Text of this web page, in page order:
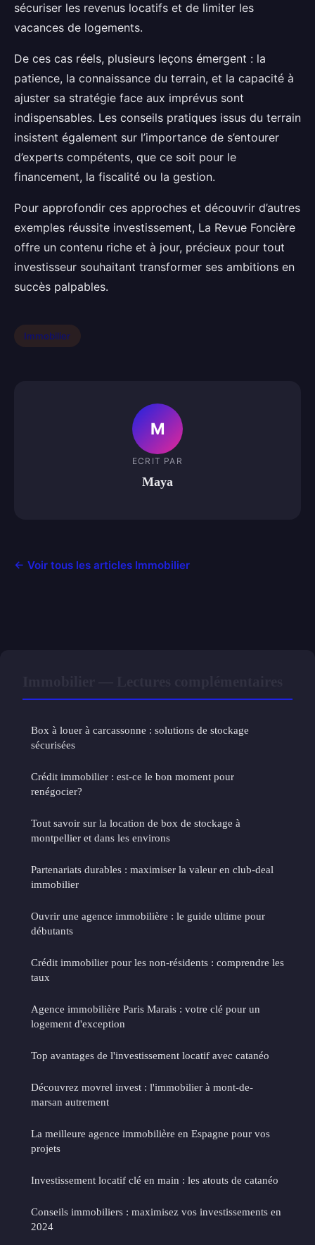
sécuriser les revenus locatifs et de limiter les
vacances de logements.
De ces cas réels, plusieurs leçons émergent : la
patience, la connaissance du terrain, et la capacité à
ajuster sa stratégie face aux imprévus sont
indispensables. Les conseils pratiques issus du terrain
insistent également sur l’importance de s’entourer
d’experts compétents, que ce soit pour le
financement, la fiscalité ou la gestion.
Pour approfondir ces approches et découvrir d’autres
exemples réussite investissement, La Revue Foncière
offre un contenu riche et à jour, précieux pour tout
investisseur souhaitant transformer ses ambitions en
succès palpables.
Immobilier
M
ECRIT PAR
Maya
← Voir tous les articles Immobilier
Box à louer à carcassonne : solutions de stockage
sécurisées
Crédit immobilier : est-ce le bon moment pour
renégocier?
Tout savoir sur la location de box de stockage à
montpellier et dans les environs
Partenariats durables : maximiser la valeur en club-deal
immobilier
Ouvrir une agence immobilière : le guide ultime pour
débutants
Crédit immobilier pour les non-résidents : comprendre les
taux
Agence immobilière Paris Marais : votre clé pour un
logement d'exception
Top avantages de l'investissement locatif avec catanéo
Découvrez movrel invest : l'immobilier à mont-de-
marsan autrement
La meilleure agence immobilière en Espagne pour vos
projets
Investissement locatif clé en main : les atouts de catanéo
Conseils immobiliers : maximisez vos investissements en
2024